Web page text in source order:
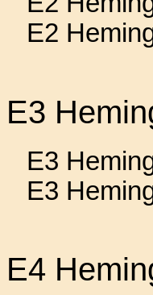
E2
E3
E3
E3
E4